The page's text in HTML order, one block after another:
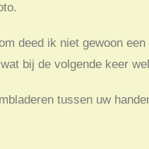
deed ik niet gewoon
bij de volgende keer
tussen uw